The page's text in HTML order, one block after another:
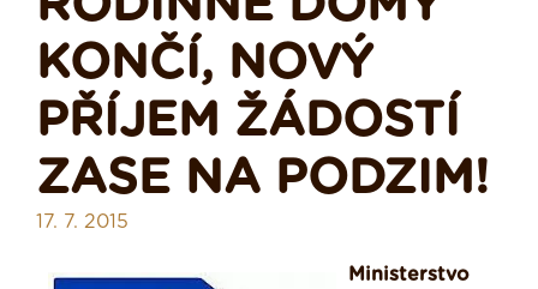
KONČÍ, NOVÝ
PŘÍJEM ŽÁDOSTÍ
ZASE NA PODZIM!
17. 7. 2015
Ministerstvo